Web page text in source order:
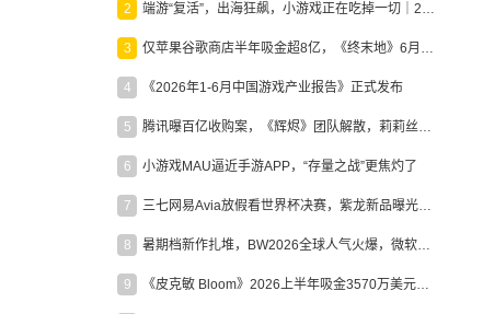
2 端游“复活”，出海狂飙，小游戏正在吃掉一切｜2026上半年产业报告
3 仅苹果谷歌商店半年吸金超8亿，《终末地》6月份收入显著回暖
4 《2026年1-6月中国游戏产业报告》正式发布
5 腾讯曝百亿收购案，《辉烬》团队解散，莉莉丝新作曝光｜陀螺周报
6 小游戏MAU逼近手游APP，“存量之战”更焦灼了
7 三七网易Avia放假看世界杯决赛，紫龙新品曝光，米哈游新作上线 | 陀螺周报
8 暑期档新作扎堆，BW2026全球人气火爆，微软XBOX大裁员|陀螺周报
9 《皮克敏 Bloom》2026上半年吸金3570万美元，中国台湾成最大市场